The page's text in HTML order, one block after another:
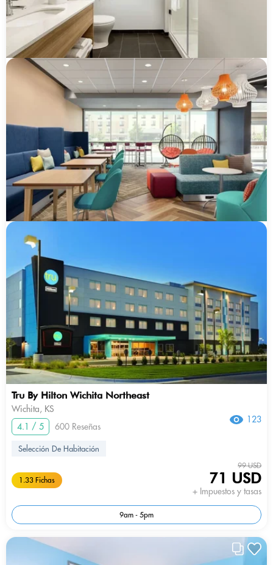
Tru By Hilton Wichita Northeast
Wichita, KS
4.1 / 5
600 Reseñas
123
Selección De Habitación
1.33 Fichas
99 USD
71 USD
+ Impuestos y tasas
9am - 5pm